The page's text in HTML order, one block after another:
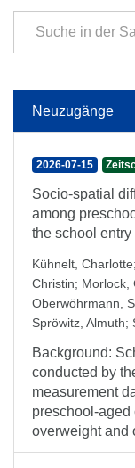
Neuzugänge
2026-07-15
Socio-spatial
among
the school
Kühnelt, Charlotte;
Christin; Morlock,
Oberwöhrmann,
Spröwitz, Almuth;
Background:
conducted by
measurement
preschool-aged
overweight and